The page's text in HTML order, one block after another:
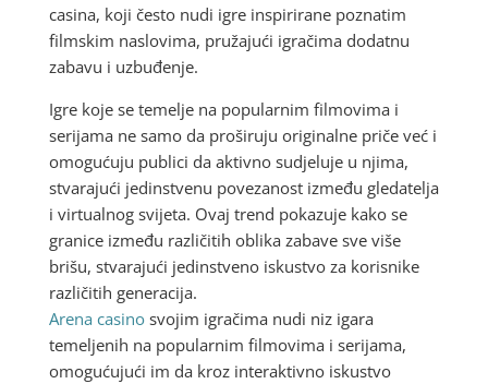
casina, koji često nudi igre inspirirane poznatim
filmskim naslovima, pružajući igračima dodatnu
zabavu i uzbuđenje.
Igre koje se temelje na popularnim filmovima i
serijama ne samo da proširuju originalne priče već i
omogućuju publici da aktivno sudjeluje u njima,
stvarajući jedinstvenu povezanost između gledatelja
i virtualnog svijeta. Ovaj trend pokazuje kako se
granice između različitih oblika zabave sve više
brišu, stvarajući jedinstveno iskustvo za korisnike
različitih generacija.
Arena casinosvojim igračima nudi niz igara
temeljenih na popularnim filmovima i serijama,
omogućujući im da kroz interaktivno iskustvo